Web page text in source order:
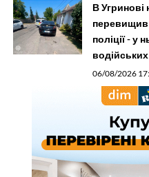
В Угринові
перевищив
поліції - у
06/08/2026